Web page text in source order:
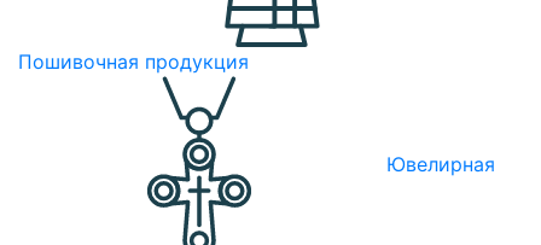
Пошивочная продукция
Ювелирная